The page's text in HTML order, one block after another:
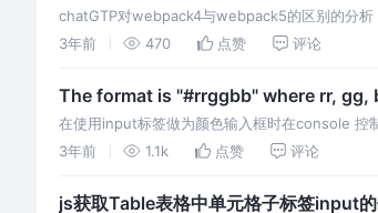
chatGTP对webpack4与webpack5的区别的分
下：
3年前 470 点赞 评论
The format is "#rrggbb" where rr,
在使用input标签做为颜色输入框时在console
3年前
1.1k 点赞 评论
js获取Table表格中单元格子标签input